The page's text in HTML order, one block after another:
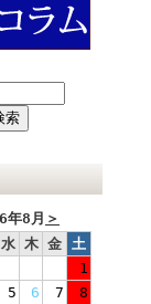
年8月 ＞
水 木 金 土
1
5 6 7
8